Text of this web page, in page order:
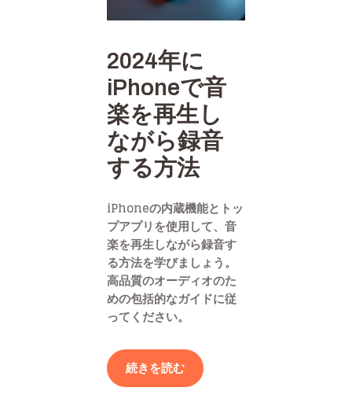
2024年に
iPhoneで音
楽を再生し
ながら録音
する方法
iPhoneの内蔵機能とトッ
プアプリを使用して、音
楽を再生しながら録音す
る方法を学びましょう。
高品質のオーディオのた
めの包括的なガイドに従
ってください。
続きを読む